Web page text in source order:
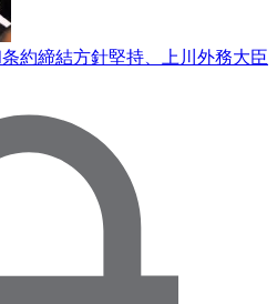
約締結方針堅持、上川外務大臣